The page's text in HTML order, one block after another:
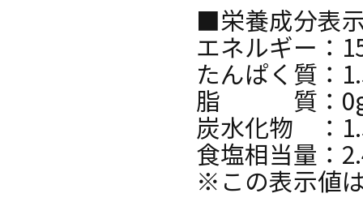
■栄養成分表
エネルギー：
たんぱく質：
脂 質：
炭水化物 ：
食塩相当量：
※この表示値